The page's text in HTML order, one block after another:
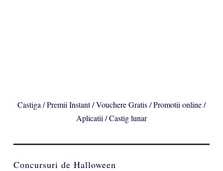
Castiga / Premii Instant / Vouchere Gratis / Promotii online /
Aplicatii / Castig lunar
Concursuri de Halloween